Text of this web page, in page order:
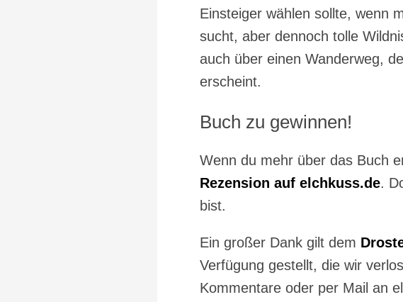
Einsteiger wählen sollte, wenn
sucht, aber dennoch tolle
auch über einen Wanderweg,
erscheint.
Buch zu gewinnen!
Wenn du mehr über das Buch
Rezension auf elchkuss.de.
bist.
Ein großer Dank gilt dem
Verfügung gestellt, die wir
Kommentare oder per Mail an